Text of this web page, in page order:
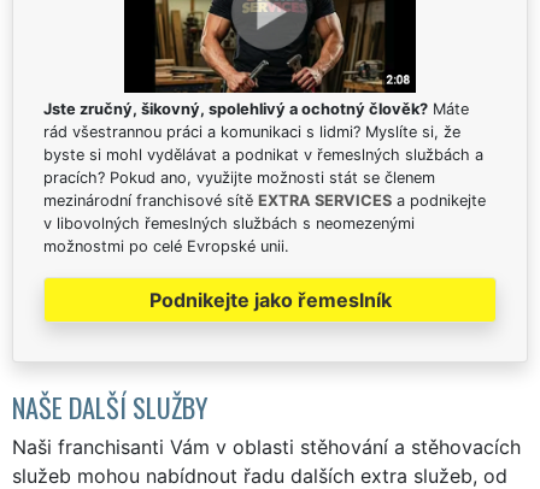
Jste zručný, šikovný, spolehlivý a ochotný člověk? Máte
rád všestrannou práci a komunikaci s lidmi? Myslíte si, že
byste si mohl vydělávat a podnikat v řemeslných službách a
pracích? Pokud ano, využijte možnosti stát se členem
mezinárodní franchisové sítě EXTRA SERVICES a podnikejte
v libovolných řemeslných službách s neomezenými
možnostmi po celé Evropské unii.
Podnikejte jako řemeslník
NAŠE DALŠÍ SLUŽBY
Naši franchisanti Vám v oblasti stěhování a stěhovacích
služeb mohou nabídnout řadu dalších extra služeb, od